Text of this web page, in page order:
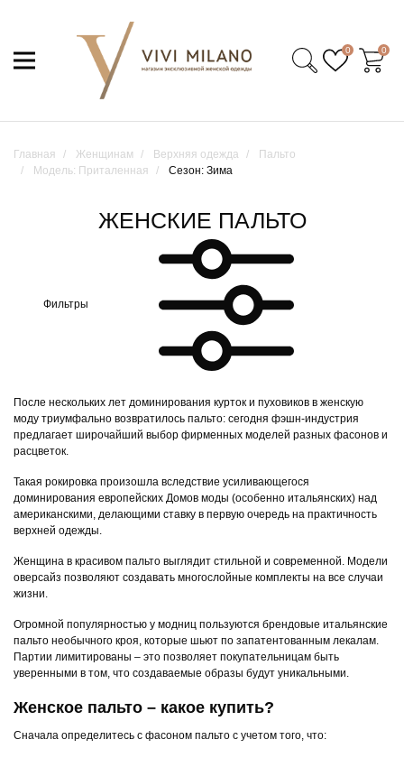
0 0
Главная Женщинам Верхняя одежда
Пальто
Модель: Приталенная
Сезон: Зима
ЖЕНСКИЕ ПАЛЬТО
Фильтры
После нескольких лет доминирования курток и пуховиков в женскую
моду триумфально возвратилось пальто: сегодня фэшн-индустрия
предлагает широчайший выбор фирменных моделей разных фасонов и
расцветок.
Такая рокировка произошла вследствие усиливающегося
доминирования европейских Домов моды (особенно итальянских) над
американскими, делающими ставку в первую очередь на практичность
верхней одежды.
Женщина в красивом пальто выглядит стильной и современной. Модели
оверсайз позволяют создавать многослойные комплекты на все случаи
жизни.
Огромной популярностью у модниц пользуются брендовые итальянские
пальто необычного кроя, которые шьют по запатентованным лекалам.
Партии лимитированы – это позволяет покупательницам быть
уверенными в том, что создаваемые образы будут уникальными.
Женское пальто – какое купить?
Сначала определитесь с фасоном пальто с учетом того, что: